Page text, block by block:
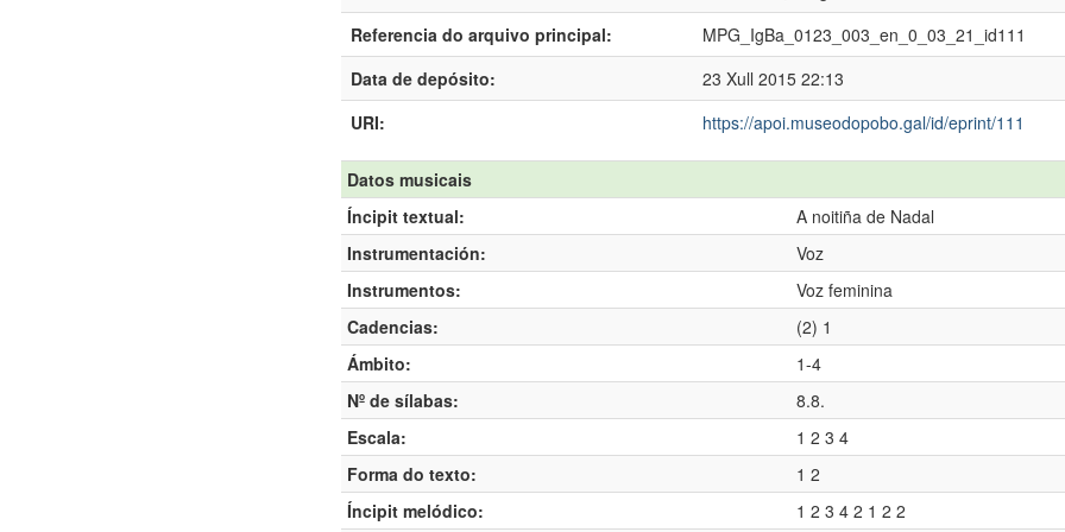
Referencia do arquivo principal:
MPG_IgBa_0123_003_en_0_03_21_id111
Data de depósito:
23 Xull 2015 22:13
URI:
https://apoi.museodopobo.gal/id/eprint/111
Datos musicais
Íncipit textual:
A noitiña de Nadal
Instrumentación:
Voz
Instrumentos:
Voz feminina
Cadencias:
(2) 1
Ámbito:
1-4
Nº de sílabas:
8.8.
Escala:
1 2 3 4
Forma do texto:
1 2
Íncipit melódico:
1 2 3 4 2 1 2 2